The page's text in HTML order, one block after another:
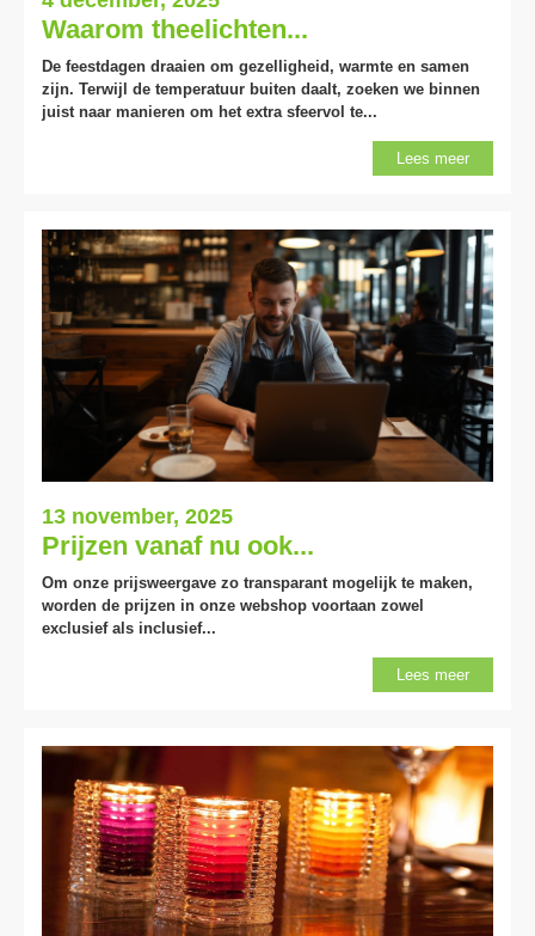
Waarom theelichten...
De feestdagen draaien om gezelligheid, warmte en samen
zijn. Terwijl de temperatuur buiten daalt, zoeken we binnen
juist naar manieren om het extra sfeervol te...
Lees meer
13 november, 2025
Prijzen vanaf nu ook...
Om onze prijsweergave zo transparant mogelijk te maken,
worden de prijzen in onze webshop voortaan zowel
exclusief als inclusief...
Lees meer